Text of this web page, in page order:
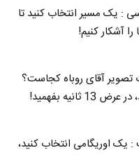
یک مسیر انتخاب کنید تا
آشکار کنیم!
: 3 تفاوت تصویر آقای روباه کجاست؟
بفهمید!
اوریگامی انتخاب کنید،